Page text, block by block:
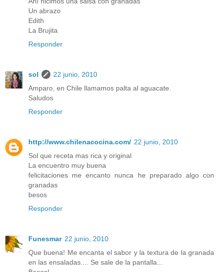
Un abrazo
Edith
La Brujita
Responder
sol
22 junio, 2010
Amparo, en Chile llamamos palta al aguacate.
Saludos
Responder
http://www.chilenacocina.com/ 22 junio, 2010
Sol que receta mas rica y original
La encuentro muy buena
felicitaciones me encanto nunca he preparado algo con
granadas
besos
Responder
Funesmar 22 junio, 2010
Que buena! Me encanta el sabor y la textura de la granada
en las ensaladas.... Se sale de la pantalla...